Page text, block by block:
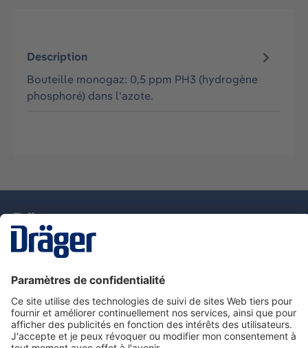
Description
Bouteille monogaz: 0,5 ppm PH3 (hydrogène
phosphoré) dans l'azote.
Nous contacter
Service de e-commande Dräger
Informations sur les produits